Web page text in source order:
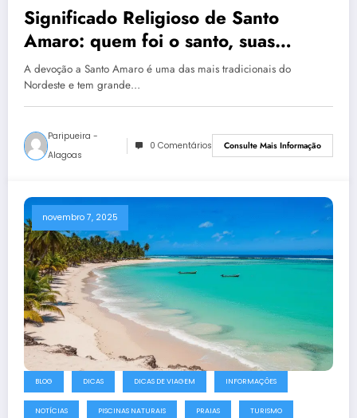
Significado Religioso de Santo
Amaro: quem foi o santo, suas
devoções, símbolos e sua conexão
com Paripueira
A devoção a Santo Amaro é uma das mais tradicionais do
Nordeste e tem grande…
Paripueira -
Alagoas
0 Comentários Consulte Mais Informação
novembro 7, 2025
BLOG DICAS DICAS DE VIAGEM INFORMAÇÕES
NOTÍCIAS PISCINAS NATURAIS PRAIAS TURISMO